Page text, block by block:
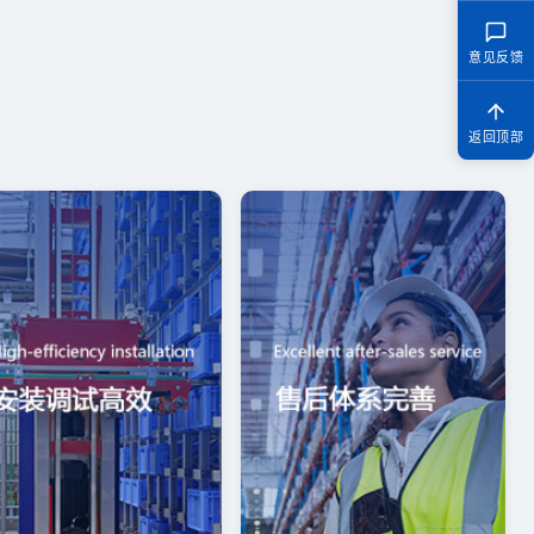
意见反馈
返回顶部